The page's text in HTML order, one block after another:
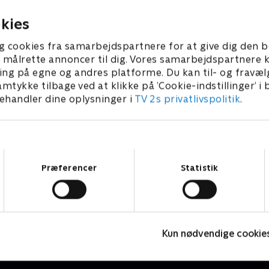
cookies fra samarbejdspartnere for at give dig den
annoncer til dig. Vores samarbejdspartnere
på egne og andres platforme. Du kan til- og
tilbage ved at klikke på ’Cookie-indstillinger’ i
dine oplysninger i TV 2s privatlivspolitik.
Præferencer Statistik
Kun nødvendige
Anders Kofoed. Morten
om det er farligt at have
i kroppen, og han får også
af luften, for måske
sig mikroplast i den?
at motivere unge
til at tage affære, og Puk